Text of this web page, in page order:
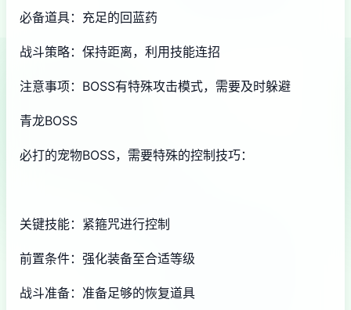
必备道具：充足的回蓝药
战斗策略：保持距离，利用技能连招
注意事项：BOSS有特殊攻击模式，需要及时躲避
青龙BOSS
必打的宠物BOSS，需要特殊的控制技巧：
关键技能：紧箍咒进行控制
前置条件：强化装备至合适等级
战斗准备：准备足够的恢复道具